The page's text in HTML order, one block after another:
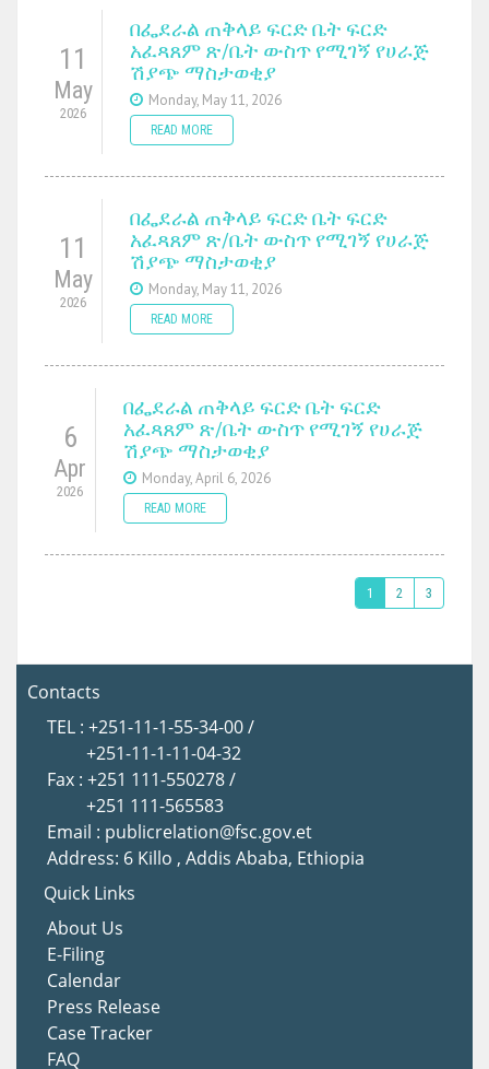
11
May
2026
በፌደራል ጠቅላይ ፍርድ ቤት ፍርድ
አፈጻጸም ጽ/ቤት ውስጥ የሚገኝ የሀራጅ
ሽያጭ ማስታወቂያ
Monday, May 11, 2026
READ MORE
11
May
2026
በፌደራል ጠቅላይ ፍርድ ቤት ፍርድ
አፈጻጸም ጽ/ቤት ውስጥ የሚገኝ የሀራጅ
ሽያጭ ማስታወቂያ
Monday, May 11, 2026
READ MORE
6
Apr
2026
በፌደራል ጠቅላይ ፍርድ ቤት ፍርድ
አፈጻጸም ጽ/ቤት ውስጥ የሚገኝ የሀራጅ
ሽያጭ ማስታወቂያ
Monday, April 6, 2026
READ MORE
1 2 3
Contacts
TEL : +251-11-1-55-34-00 /
+251-11-1-11-04-32
Fax : +251 111-550278 /
+251 111-565583
Email : publicrelation@fsc.gov.et
Address: 6 Killo , Addis Ababa, Ethiopia
Quick Links
About Us
E-Filing
Calendar
Press Release
Case Tracker
FAQ